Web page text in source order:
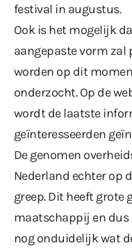
festival in augustus.
Ook is het mogelijk
aangepaste vorm zal
worden op dit
onderzocht. Op de
wordt de laatste
geïnteresseerden
De genomen
Nederland echter op
greep. Dit heeft grote
maatschappij en dus
nog onduidelijk wat